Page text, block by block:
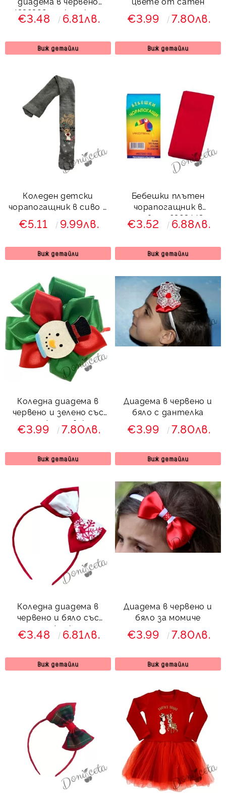
4332322 от колекция
Червеника
€3.48 6.81лв.
Виж детайли
€3.99 7.80лв.
Виж детайли
Коледен детски
чорапогащник в сиво с
еленче
€5.11 9.99лв.
Виж детайли
Бебешки плътен
чорапогащник в
червено 8323443
€3.52 6.88лв.
Виж детайли
Коледна диадема в
червено и зелено със
снежен човек
€3.99 7.80лв.
Виж детайли
Диадема в червено и
бяло с дантелка
€3.99 7.80лв.
Виж детайли
Коледна диадема в
червено и бяло със
снежинки
€3.48 6.81лв.
Виж детайли
Диадема в червено и
бяло за момиче
€3.99 7.80лв.
Виж детайли